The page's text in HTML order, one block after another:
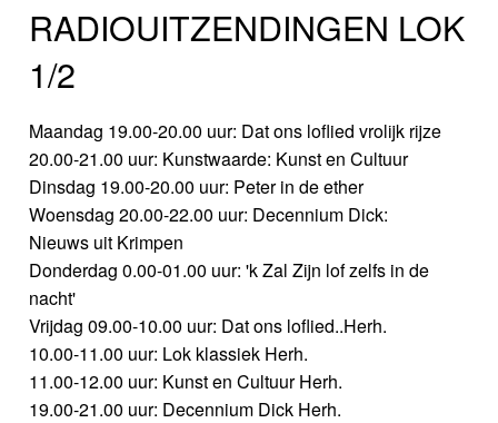
RADIOUITZENDINGEN LOK
1/2
Maandag 19.00-20.00 uur: Dat ons loflied vrolijk rijze
20.00-21.00 uur: Kunstwaarde: Kunst en Cultuur
Dinsdag 19.00-20.00 uur: Peter in de ether
Woensdag 20.00-22.00 uur: Decennium Dick:
Nieuws uit Krimpen
Donderdag 0.00-01.00 uur: 'k Zal Zijn lof zelfs in de
nacht'
Vrijdag 09.00-10.00 uur: Dat ons loflied..Herh.
10.00-11.00 uur: Lok klassiek Herh.
11.00-12.00 uur: Kunst en Cultuur Herh.
19.00-21.00 uur: Decennium Dick Herh.